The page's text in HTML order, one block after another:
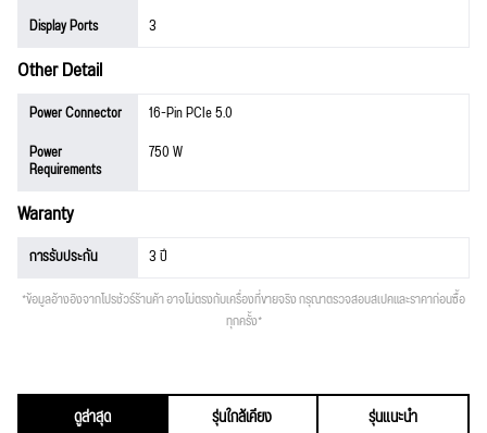
Display Ports
3
Other Detail
Power Connector
16-Pin PCIe 5.0
Power
Requirements
750 W
Waranty
การรับประกัน 3 ปี
*ข้อมูลอ้างอิงจากโปรชัวร์ร้านค้า อาจไม่ตรงกับเครื่องที่ขายจริง กรุณาตรวจสอบสเปคและราคาก่อนซื้อ
ทุกครั้ง*
ดูล่าสุด รุ่นใกล้เคียง รุ่นแนะนำ